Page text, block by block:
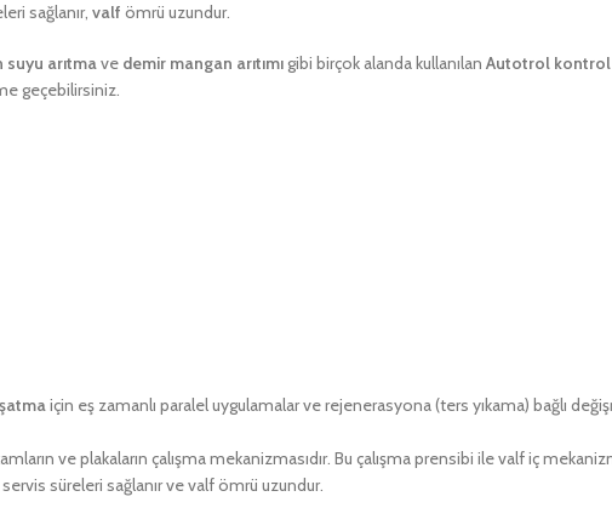
sağlanır, valf ömrü uzundur.
arıtmave demir mangan arıtımıgibi birçok alanda kullanılan Autotrol
geçebilirsiniz.
için eş zamanlı paralel uygulamalar ve rejenerasyona (ters yıkama) bağlı
ve plakaların çalışma mekanizmasıdır. Bu çalışma prensibi ile valf iç
süreleri sağlanır ve valf ömrü uzundur.